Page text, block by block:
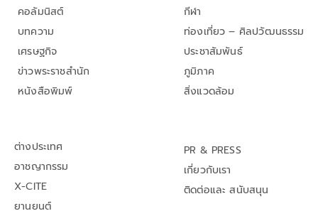
คอลัมนิสต์
บทความ
เศรษฐกิจ
ข่าวพระราชสำนัก
หนังสือพิมพ์
กีฬา
ท่องเที่ยว – ศิลปวัฒนธรรม
ประชาสัมพันธ์
ภูมิภาค
สิ่งแวดล้อม
ต่างประเทศ
อาชญากรรม
X-CITE
ยานยนต์
PR & PRESS
เกี่ยวกับเรา
ติดต่อและ สนับสนุน